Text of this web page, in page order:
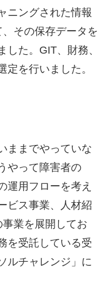
ニングされた情報
その保存データを
た。GIT、財務、
定を行いました。
ままでやっていな
やって障害者の
運用フローを考え
ビス事業、人材紹
業を展開してお
を受託している受
ルチャレンジ」に